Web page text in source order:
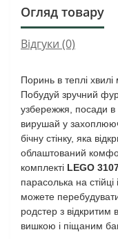
Огляд товару
Відгуки (0)
Поринь в теплі
Побудуй зручний
узбережжя, посади в
вирушай у
бічну стінку, яка
облаштований
комплекті LEGO
парасолька на
можете
родстер з відкритим
вишкою і піщаним